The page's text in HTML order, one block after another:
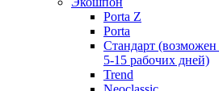
Porta Z
Porta
Стандарт (возможен
5-15 рабочих дней)
Trend